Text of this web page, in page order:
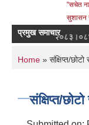
"सचेत
सुशासन
प्रमुख समाचार
आ.ब. २०८३।०८४ का
You are
Home » संक्षिप्त/
संक्षिप्त/